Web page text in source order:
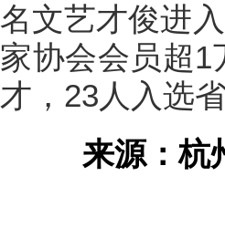
名文艺才俊进
家协会会员超1
才，23人入选
来源：